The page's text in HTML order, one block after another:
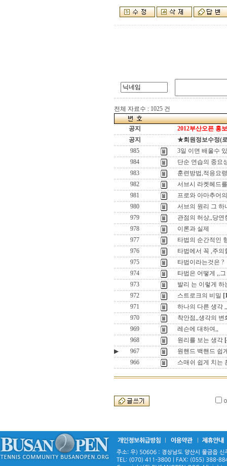
전체 자료수 : 1025 건
공지
2012부산오픈 홍
공지
★회원정보수정(
985
3일 이면 배울수
984
단순 연습의 중요
983
훈련방법,적응요령
982
서브시 라켓헤드
981
프로와 아마추어
980
서브의 원리 그 하
979
관점의 허상,,당연
978
이론과 실제
977
타법의 순간적인
976
타법에서 꼭 ,주의
975
타법이라는것은 ?
974
타법은 어떻게 ,,
973
발리 는 이렇게 하
972
스트로크의 비밀
971
하나의 다른 생각 ,,
970
착안점,,생각의 변
969
레슨에 대하여,,
968
원리를 보는 생각
▶
967
원핸드 백핸드 쉽
966
스매쉬 쉽게 치는